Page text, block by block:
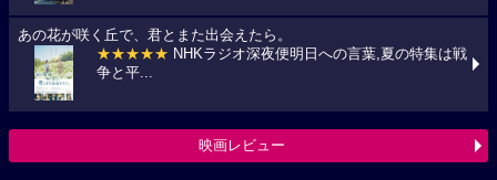
あの花が咲く丘で、君とまた出会えたら。
★★★★★ NHKラジオ深夜便明日への言葉,夏の特集は戦
争と平...
映画レビュー